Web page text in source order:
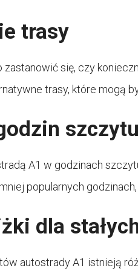
trasy
zastanowić się, czy
trasy, które mogą
A1 w godzinach
popularnych
dla
autostrady A1 istnieją